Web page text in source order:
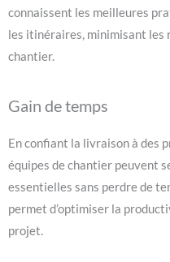
connaissent les meilleures
les itinéraires, minimisant
chantier.
Gain de temps
En confiant la livraison à des
équipes de chantier peuvent
essentielles sans perdre de
permet d’optimiser la
projet.